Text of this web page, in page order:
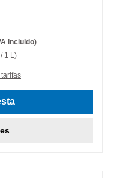
incluido)
1 L)